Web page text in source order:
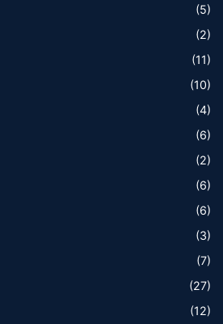
(5)
(2)
(11)
(10)
(4)
(6)
(2)
(6)
(6)
(3)
(7)
(27)
(12)